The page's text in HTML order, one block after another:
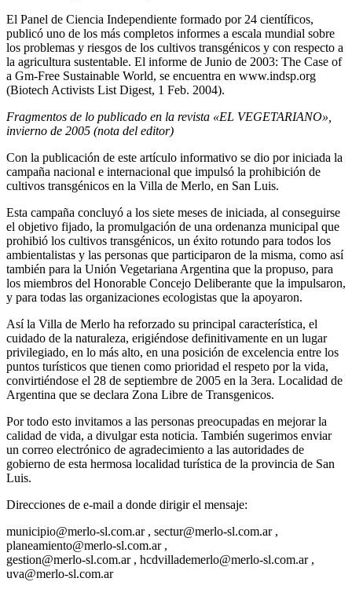
El Panel de Ciencia Independiente formado por 24 científicos,
publicó uno de los más completos informes a escala mundial sobre
los problemas y riesgos de los cultivos transgénicos y con respecto a
la agricultura sustentable. El informe de Junio de 2003: The Case of
a Gm-Free Sustainable World, se encuentra en www.indsp.org
(Biotech Activists List Digest, 1 Feb. 2004).
Fragmentos de lo publicado en la revista «EL VEGETARIANO»,
invierno de 2005 (nota del editor)
Con la publicación de este artículo informativo se dio por iniciada la
campaña nacional e internacional que impulsó la prohibición de
cultivos transgénicos en la Villa de Merlo, en San Luis.
Esta campaña concluyó a los siete meses de iniciada, al conseguirse
el objetivo fijado, la promulgación de una ordenanza municipal que
prohibió los cultivos transgénicos, un éxito rotundo para todos los
ambientalistas y las personas que participaron de la misma, como así
también para la Unión Vegetariana Argentina que la propuso, para
los miembros del Honorable Concejo Deliberante que la impulsaron,
y para todas las organizaciones ecologistas que la apoyaron.
Así la Villa de Merlo ha reforzado su principal característica, el
cuidado de la naturaleza, erigiéndose definitivamente en un lugar
privilegiado, en lo más alto, en una posición de excelencia entre los
puntos turísticos que tienen como prioridad el respeto por la vida,
convirtiéndose el 28 de septiembre de 2005 en la 3era. Localidad de
Argentina que se declara Zona Libre de Transgenicos.
Por todo esto invitamos a las personas preocupadas en mejorar la
calidad de vida, a divulgar esta noticia. También sugerimos enviar
un correo electrónico de agradecimiento a las autoridades de
gobierno de esta hermosa localidad turística de la provincia de San
Luis.
Direcciones de e-mail a donde dirigir el mensaje:
municipio@merlo-sl.com.ar, sectur@merlo-sl.com.ar,
planeamiento@merlo-sl.com.ar,
gestion@merlo-sl.com.ar, hcdvillademerlo@merlo-sl.com.ar,
uva@merlo-sl.com.ar